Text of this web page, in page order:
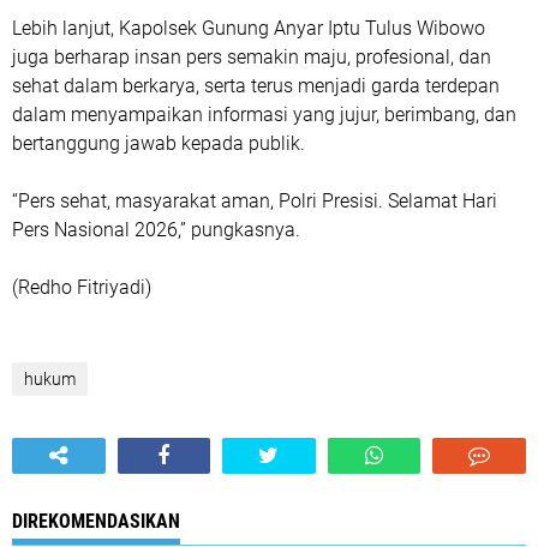
Lebih lanjut, Kapolsek Gunung Anyar Iptu Tulus Wibowo
juga berharap insan pers semakin maju, profesional, dan
sehat dalam berkarya, serta terus menjadi garda terdepan
dalam menyampaikan informasi yang jujur, berimbang, dan
bertanggung jawab kepada publik.
“Pers sehat, masyarakat aman, Polri Presisi. Selamat Hari
Pers Nasional 2026,” pungkasnya.
(Redho Fitriyadi)
hukum
DIREKOMENDASIKAN